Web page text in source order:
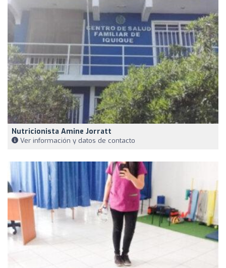
Nutricionista Amine Jorratt
Ver información y datos de contacto